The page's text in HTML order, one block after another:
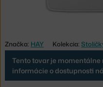
Značka: HAY Kolekcia:
Tento tovar je momentálne
informácie o dostupnosti